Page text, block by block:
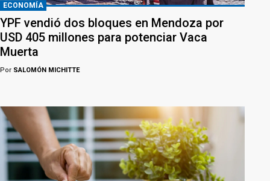
ECONOMÍA
YPF vendió dos bloques en Mendoza por
USD 405 millones para potenciar Vaca
Muerta
Por SALOMÓN MICHITTE